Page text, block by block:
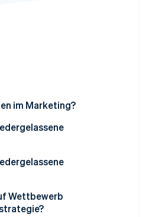
2026
Sie, wie Stripe Lösungen für die
im Marketing?
es zu verwenden ist
es zu verwenden ist
Wettbewerb